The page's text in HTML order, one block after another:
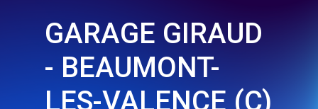
GARAGE GIRAUD
- BEAUMONT-
LES-VALENCE (C)